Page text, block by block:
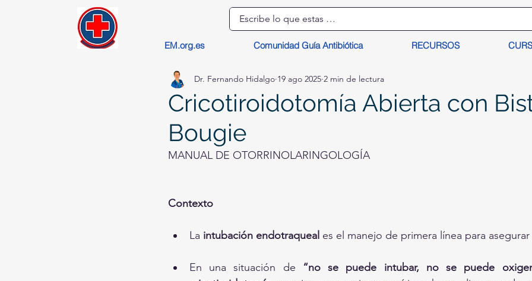
EM.org.es Comunidad Guía Antibiótica RECURSOS
Cricotiroidotomía Abierta con
Bougie
Dr. Fernando Hidalgo 19 ago 2025 2 min de lectura
MANUAL DE OTORRINOLARINGOLOGÍA
Contexto
La intubación endotraqueal es el manejo de primera línea para asegurar
En una situación de “no se puede intubar, no se puede